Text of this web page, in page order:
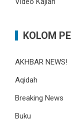
KOLOM
AKHBAR NEWS!
Aqidah
Breaking News
Buku